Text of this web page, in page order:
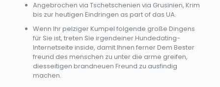
Angebrochen via Tschetschenien via Grusinien, Krim
bis zur heutigen Eindringen as part of das UA.
Wenn Ihr pelziger Kumpel folgende große Dingens
für Sie ist, treten Sie irgendeiner Hundedating-
Internetseite inside, damit Ihnen ferner Dem Bester
freund des menschen zu unter die arme greifen,
diesseitigen brandneuen Freund zu ausfindig
machen.